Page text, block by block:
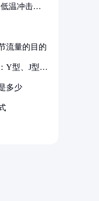
温冲击要
流量的目的
Y型、J型、
多少